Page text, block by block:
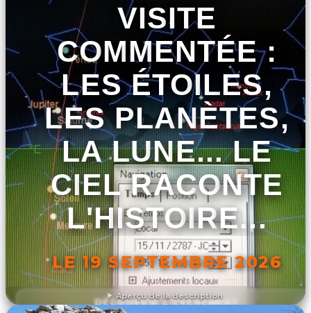
Aperçu de la description
VISITE
COMMENTÉE :
LES ÉTOILES,
LES PLANÈTES,
LA LUNE... LE
CIEL RACONTE
L'HISTOIRE...
LE 19 SEPTEMBRE 2026
DÉCOUVRIR L'ÉVÉNEMENT